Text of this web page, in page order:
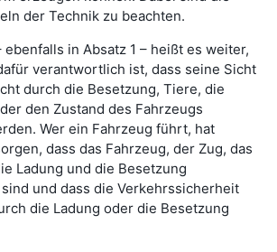
der Technik zu beachten.
ebenfalls in Absatz 1 – heißt es weiter,
verantwortlich ist, dass seine Sicht
durch die Besetzung, Tiere, die
den Zustand des Fahrzeugs
Wer ein Fahrzeug führt, hat
dass das Fahrzeug, der Zug, das
Ladung und die Besetzung
und dass die Verkehrssicherheit
die Ladung oder die Besetzung